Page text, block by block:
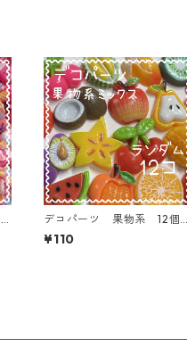
デコパーツ 果物系 12個
入り 貼り付けパーツ【DP-
FU-MIX12ｆ】
¥110